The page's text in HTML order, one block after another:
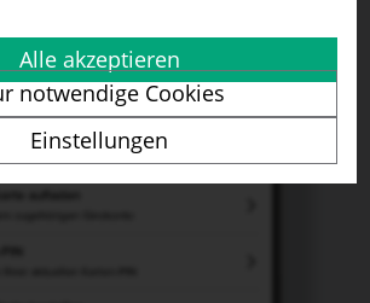
Alle akzeptieren
notwendige Cookies
Einstellungen